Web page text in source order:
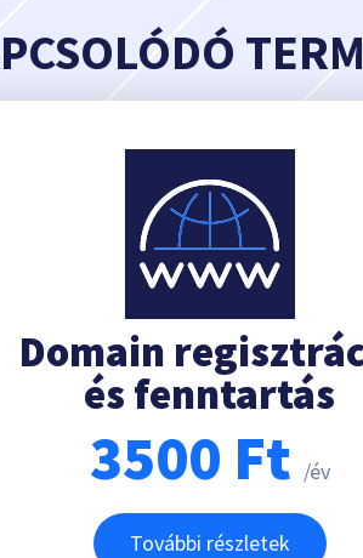
Domain
és fenntartás
3500 Ft /év
További részletek